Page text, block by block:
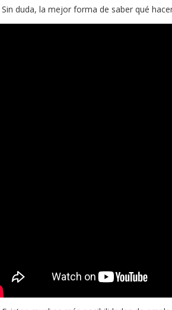
Sin duda, la mejor forma de saber qué